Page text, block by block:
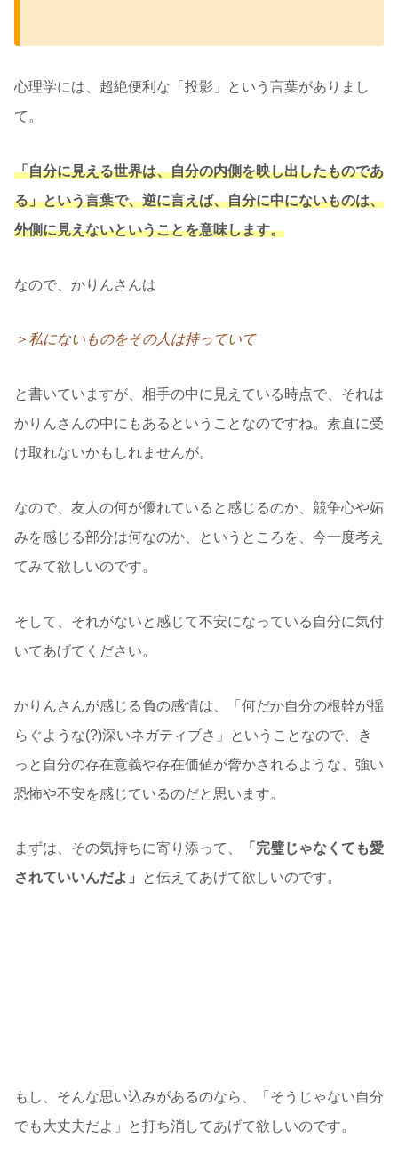
心理学には、超絶便利な「投影」という言葉がありまし
て。
「自分に見える世界は、自分の内側を映し出したものであ
る」という言葉で、逆に言えば、自分に中にないものは、
外側に見えないということを意味します。
なので、かりんさんは
＞私にないものをその人は持っていて
と書いていますが、相手の中に見えている時点で、それは
かりんさんの中にもあるということなのですね。素直に受
け取れないかもしれませんが。
なので、友人の何が優れていると感じるのか、競争心や妬
みを感じる部分は何なのか、というところを、今一度考え
てみて欲しいのです。
そして、それがないと感じて不安になっている自分に気付
いてあげてください。
かりんさんが感じる負の感情は、「何だか自分の根幹が揺
らぐような(?)深いネガティブさ」ということなので、き
っと自分の存在意義や存在価値が脅かされるような、強い
恐怖や不安を感じているのだと思います。
まずは、その気持ちに寄り添って、
「完璧じゃなくても愛
されていいんだよ」
と伝えてあげて欲しいのです。
もし、そんな思い込みがあるのなら、「そうじゃない自分
でも大丈夫だよ」と打ち消してあげて欲しいのです。